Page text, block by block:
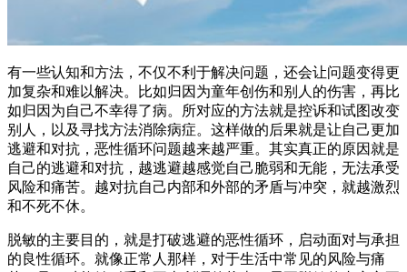
有一些认知和方法，不仅不利于解决问题，还会让问题变得更
加复杂和难以解决。比如归因为童年创伤和别人的伤害，再比
如归因为自己不幸得了病。所对应的方法就是控诉和试图改变
别人，以及寻找方法消除病症。这样做的后果就是让自己更加
逃避和对抗，恶性循环问题越来越严重。其实真正的原因就是
自己的逃避和对抗，越逃避越感觉自己脆弱和无能，无法承受
风险和痛苦。越对抗自己内部和外部的矛盾与冲突，就越激烈
和不死不休。
脱敏的主要目的，就是打破逃避的恶性循环，启动面对与承担
的良性循环。就像正常人那样，对于生活中常见的风险与痛